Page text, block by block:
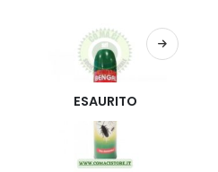
ESAURITO